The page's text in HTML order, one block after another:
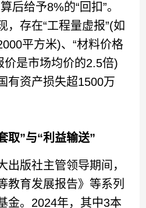
后给予8%的“回扣”。
，存在“工程量虚报”(如
平方米)、“材料价格
价是市场均价的2.5倍)
有资产损失超1500万
取”与“利益输送”
版社主管领导期间，
教育发展报告》等系列
金。2024年，其中3本